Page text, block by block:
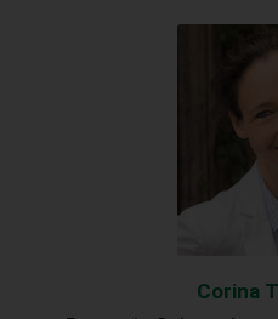
Corina